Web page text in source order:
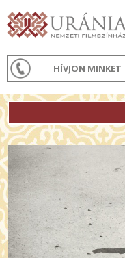
HÍVJON MINKET